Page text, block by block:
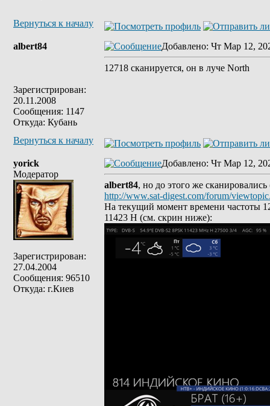
Вернуться к началу
albert84
Зарегистрирован:
20.11.2008
Сообщения: 1147
Откуда: Кубань
Добавлено: Чт Мар 12,
12718 cканируется, он в луче North
Вернуться к началу
yorick
Модератор
Зарегистрирован:
27.04.2004
Сообщения: 96510
Откуда: г.Киев
Добавлено: Чт Мар 12,
albert84, но до этого же
http://www.sat-digest.com/forum/
На текущий момент времени частоты
11423 Н (см. скрин ниже):